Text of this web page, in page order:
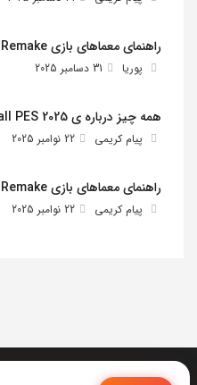
راهنمای معماهای بازی Silent Hill 2 Remake
پوریا 31 دسامبر 2025
همه چیز درباره ی EFootball PES 2025
پیام کریمی 22 نوامبر 2025
راهنمای معماهای بازی Silent Hill 2 Remake
پیام کریمی 22 نوامبر 2025